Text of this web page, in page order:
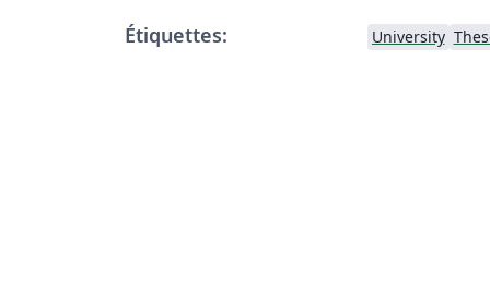
Étiquettes: University